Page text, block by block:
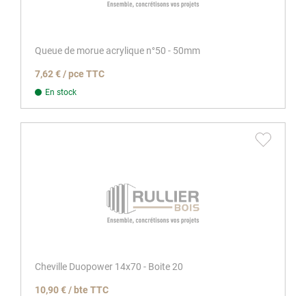
Queue de morue acrylique n°50 - 50mm
7,62 € / pce TTC
En stock
Cheville Duopower 14x70 - Boite 20
10,90 € / bte TTC